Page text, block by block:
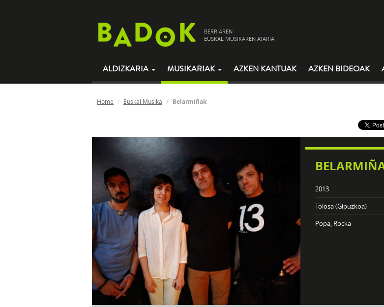
BERRIAREN
EUSKAL MUSIKAREN ATARIA
ALDIZKARIA MUSIKARIAK AZKEN KANTUAK AZKEN BIDEOAK
Home Euskal Musika Belarmiñak
2013
Tolosa (Gipuzkoa)
Popa, Rocka